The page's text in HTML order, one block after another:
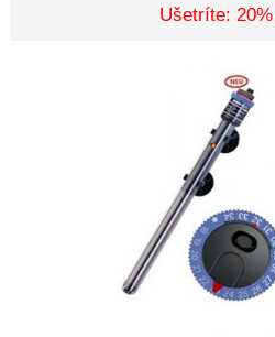
Ušetríte: